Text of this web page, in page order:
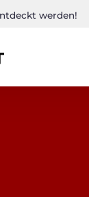
werden!